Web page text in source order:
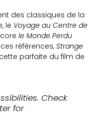
des classiques de la
le Voyage au Centre de
le Monde Perdu
références,Strange
parfaite du film de
Check
for